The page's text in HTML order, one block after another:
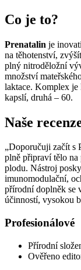
Co je to?
Prenatalin je
na těhotenství,
plný nitroděložní
množství
laktace. Komplex
kapslí, druhá – 60.
Naše
„Doporučuji začít s
plně připraví tělo
plodu. Nástroj
imunomodulační,
přírodní doplněk se
účinností, vysokou
Profesionálové
Přírodní
Ověřeno